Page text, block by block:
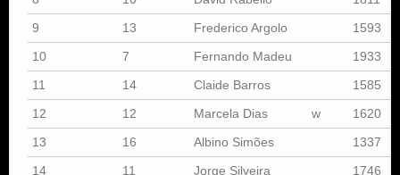
9
13 Frederico Argolo
1593
10
7 Fernando Madeu
1933
11
14 Claide Barros
1585
12
12 Marcela Dias w
1620
13
16 Albino Simões
1337
14
11 Jorge Silveira
1746